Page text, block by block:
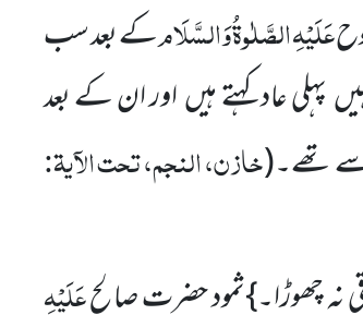
عَلَیْہِالصَّلٰوۃُوَالسَّلَامکے بعد سب
عاد کہتے ہیں اور ان کے بعد
سے تھے۔(خازن، النجم، تحت الآیۃ:
نہ چھوڑا۔}ثمود حضرت صالحعَلَیْہِ